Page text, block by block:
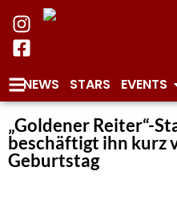
NEWS STARS EVENTS
„Goldener Reiter“-
beschäftigt ihn kurz
Geburtstag